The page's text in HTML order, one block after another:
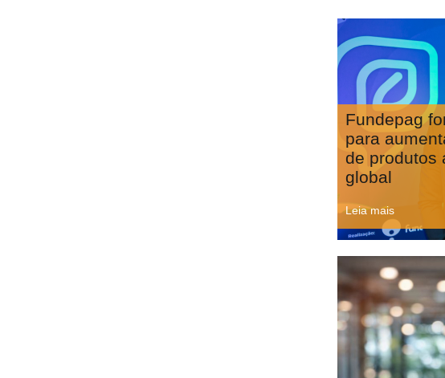
Fundepag
para
de produtos
global
Leia mais